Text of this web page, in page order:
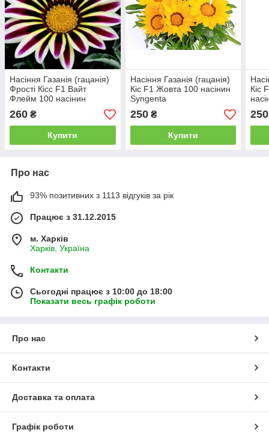
Насіння Газанія (гацанія)
Фрості Кісс F1 Вайт
Флейм 100 насінин
Syngenta
260 ₴
Купити
Насіння Газанія (гацанія)
Кіс F1 Жовта 100 насінин
Syngenta
250₴
Купити
Кіс
250
Про нас
93% позитивних з 1113 відгуків за рік
Працює з 31.12.2015
м. Харків
Харків, Україна
Контакти
Сьогодні працює з 10:00 до 18:00
Показати весь графік роботи
Про нас
Контакти
Доставка та оплата
Графік роботи